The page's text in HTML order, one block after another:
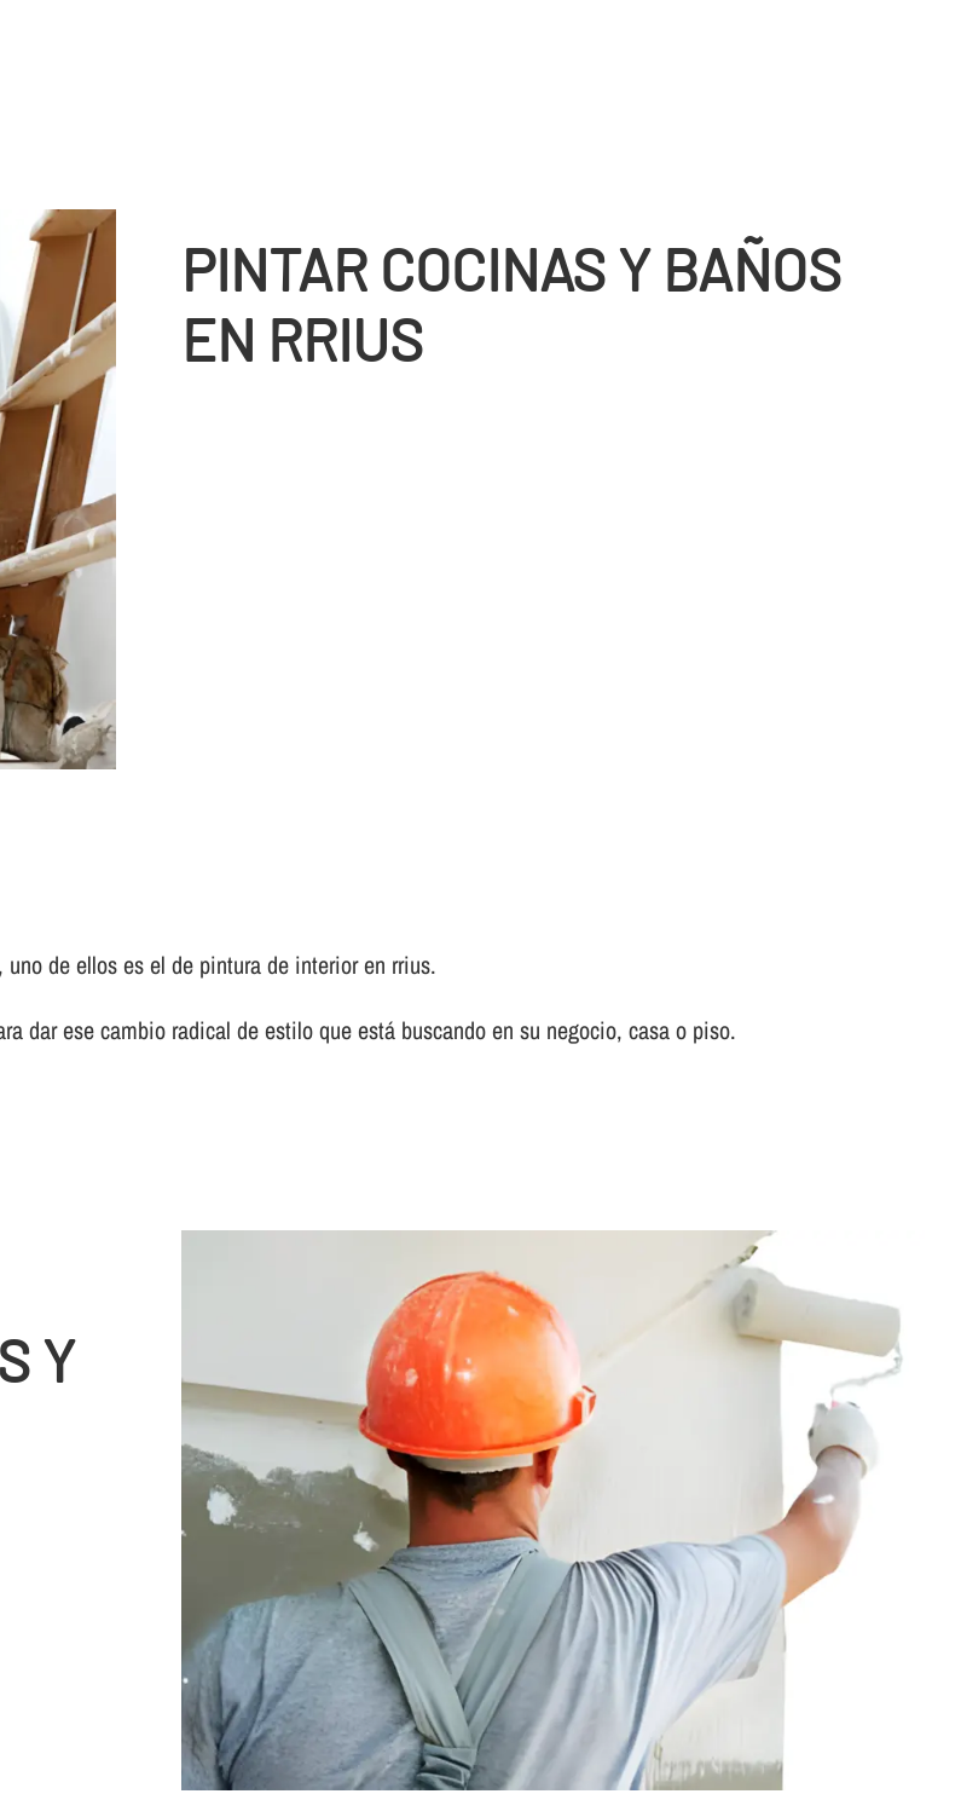
PINTAR COCINAS Y BAÑOS
EN RRIUS
de ellos es el de pintura de interior en rrius.
dar ese cambio radical de estilo que está buscando en su negocio, casa o piso.
Y